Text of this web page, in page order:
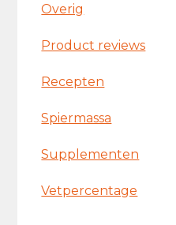
Overig
Product reviews
Recepten
Spiermassa
Supplementen
Vetpercentage